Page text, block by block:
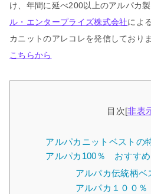
け、年間に延べ200以上のアルパカ製
ル・エンタープライズ株式会社によ
カニットのアレコレを発信しておりま
こちらから
目次[非表
アルパカニットベストの
アルパカ100％ おすすめ
アルパカ伝統柄ベ
アルパカ１００